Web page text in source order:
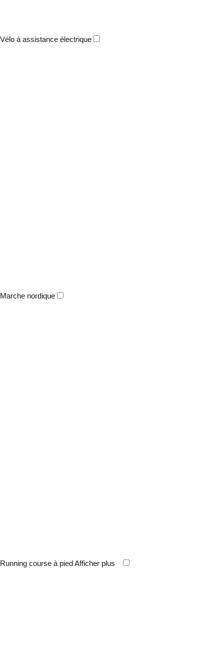
Vélo à assistance électrique
Marche nordique
Running course à piedAfficher plus